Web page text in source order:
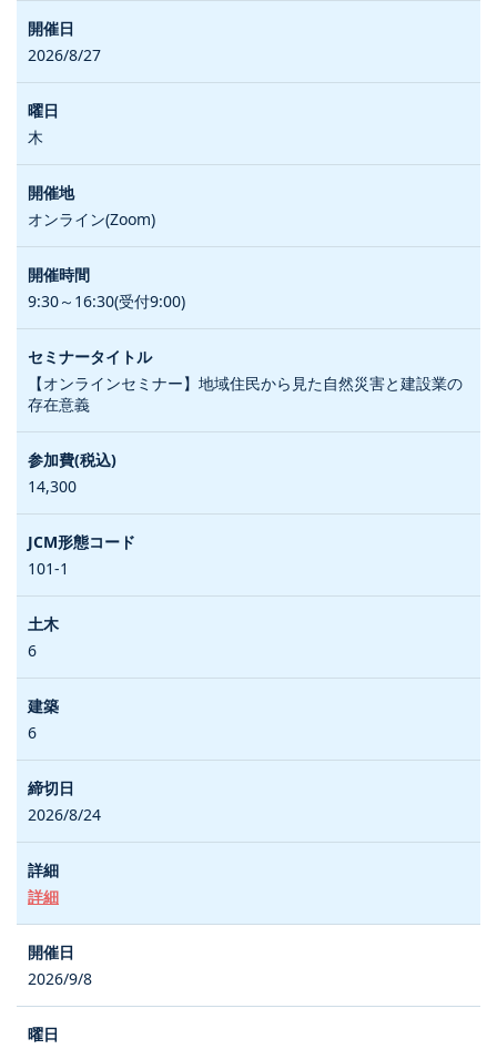
2026/8/27
木
オンライン(Zoom)
9:30～16:30(受付9:00)
【オンラインセミナー】地域住民から見た自然災害と建設業の
存在意義
14,300
101-1
6
6
2026/8/24
詳細
2026/9/8